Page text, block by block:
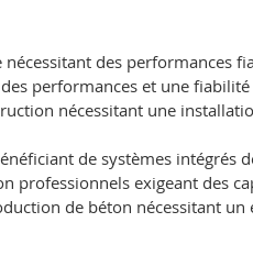
des performances
performances et une
nécessitant une
de systèmes intégrés
professionnels exigeant des
de béton nécessitant